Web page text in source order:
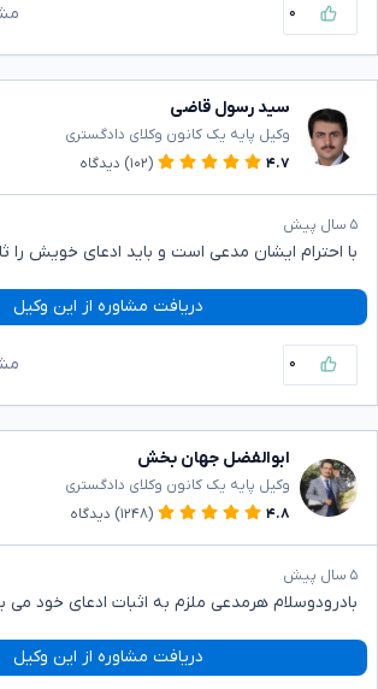
۰
سید رسول قاضی
وکیل پایه یک کانون وکلای دادگستری
۴.۷
(۱۰۲) دیدگاه
۵ سال پیش
با احترام ایشان مدعی است و باید ادعای خویش را
دریافت مشاوره از این وکیل
۰
ابوالفضل جهان بخش
وکیل پایه یک کانون وکلای دادگستری
۴.۸
(۱۲۴۸) دیدگاه
۵ سال پیش
بادرودوسلام هرمدعی ملزم به اثبات ادعای خود می
دریافت مشاوره از این وکیل